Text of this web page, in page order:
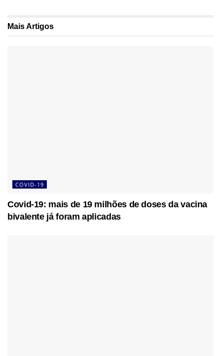
MaisArtigos
COVID-19
Covid-19: mais de 19 milhões de doses da vacina
bivalente já foram aplicadas